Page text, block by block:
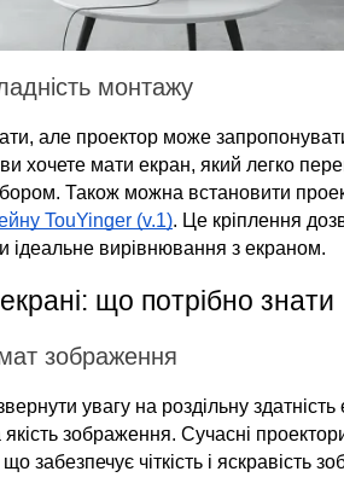
монтажу
але проектор може
хочете мати екран, який легко
Також можна встановити
TouYinger (v.1). Це кріплення
ідеальне вирівнювання з екраном.
що потрібно знати
зображення
увагу на роздільну здатність
зображення. Сучасні
забезпечує чіткість і яскравість